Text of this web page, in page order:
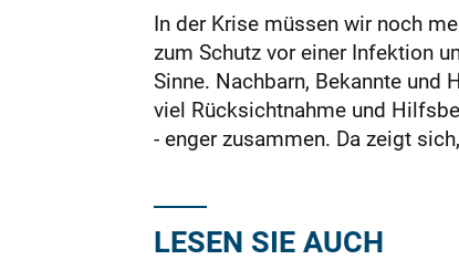
In der Krise müssen wir noch
zum Schutz vor einer Infektion
Sinne. Nachbarn, Bekannte
viel Rücksichtnahme und
- enger zusammen. Da zeigt
LESEN SIE AUCH